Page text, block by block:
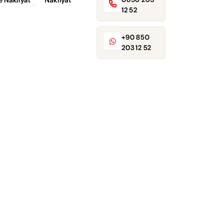
12 52
+90 850
203 12 52